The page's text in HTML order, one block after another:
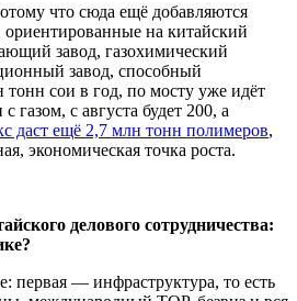
что сюда ещё добавляются
ориентированные на китайский
завод, газохимический
завод, способный
тонн сои в год, по мосту уже идёт
газом, с августа будет 200, а
даст ещё 2,7 млн тонн полимеров,
экономическая точка роста.
делового сотрудничества:
первая — инфраструктура, то есть